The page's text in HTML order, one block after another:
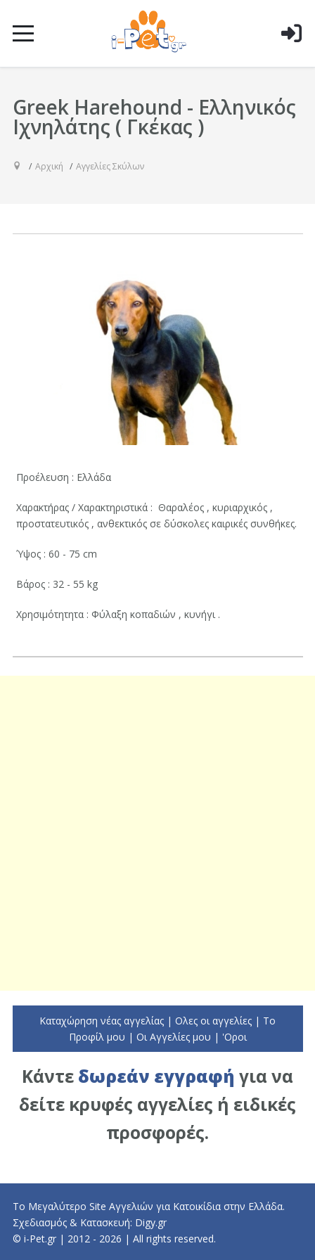
Greek Harehound - Ελληνικός
Ιχνηλάτης ( Γκέκας )
Αρχική Αγγελίες Σκύλων
Προέλευση : Ελλάδα
Χαρακτήρας / Χαρακτηριστικά : Θαραλέος , κυριαρχικός ,
προστατευτικός , ανθεκτικός σε δύσκολες καιρικές συνθήκες.
Ύψος : 60 - 75 cm
Βάρος : 32 - 55 kg
Χρησιμότητητα : Φύλαξη κοπαδιών , κυνήγι .
Καταχώρηση νέας αγγελίας | Ολες οι αγγελίες | To
Προφίλ μου | Οι Αγγελίες μου | 'Οροι
Κάντε δωρεάν εγγραφή για να
δείτε κρυφές αγγελίες ή ειδικές
προσφορές.
Το Μεγαλύτερο Site Αγγελιών για Κατοικίδια στην Ελλάδα.
Σχεδιασμός & Κατασκευή: Digy.gr
© i-Pet.gr | 2012 - 2026 | All rights reserved.